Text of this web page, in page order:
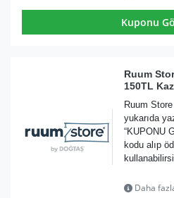
Kuponu
Ruum
150TL
Ruum
yukarıda
“KUPONU
kodu alıp
Daha